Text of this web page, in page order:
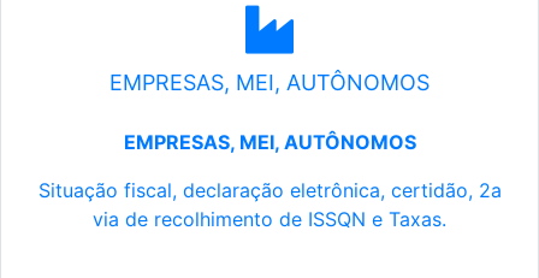
EMPRESAS, MEI, AUTÔNOMOS
EMPRESAS, MEI, AUTÔNOMOS
Situação fiscal, declaração eletrônica, certidão, 2a
via de recolhimento de ISSQN e Taxas.